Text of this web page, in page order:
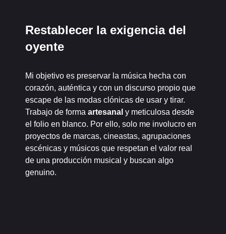
Restablecer la exigencia del
oyente
Mi objetivo es preservar la música hecha con
corazón, auténtica y con un discurso propio que
escape de las modas clónicas de usar y tirar.
Trabajo de forma artesanal y meticulosa desde
el folio en blanco. Por ello, solo me involucro en
proyectos de marcas, cineastas, agrupaciones
escénicas y músicos que respetan el valor real
de una producción musical y buscan algo
genuino.